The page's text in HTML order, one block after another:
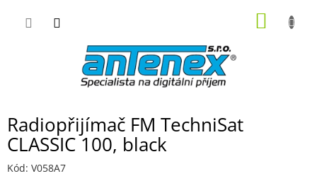
Radiopřijímač FM TechniSat
CLASSIC 100, black
Kód: V058A7